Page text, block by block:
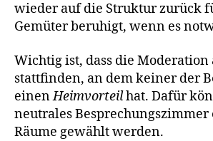
wieder auf die Struktur zurück
Gemüter beruhigt, wenn es
Wichtig ist, dass die
stattfinden, an dem keiner der
einenHeimvorteilhat. Dafür
neutrales Besprechungszimmer
Räume gewählt werden.